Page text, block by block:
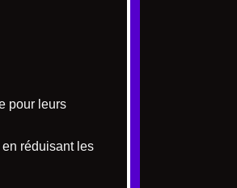
pour leurs
réduisant les